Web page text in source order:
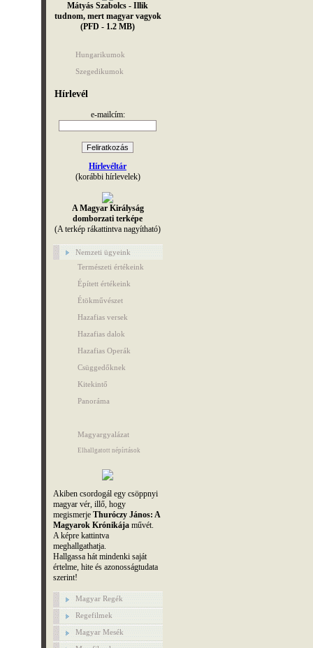
Mátyás Szabolcs - Illik
tudnom, mert magyar vagyok
(PFD - 1.2 MB)
Hungarikumok
Szegedikumok
Hírlevél
e-mailcím:
Hírlevéltár
(korábbi hírlevelek)
A Magyar Királyság
domborzati terképe
(A terkép rákattintva nagyítható)
Nemzeti ügyeink
Természeti értékeink
Épített értékeink
Étökművészet
Hazafias versek
Hazafias dalok
Hazafias Operák
Csüggedőknek
Kitekintő
Panoráma
Magyargyalázat
Elhallgatott népírtások
Akiben csordogál egy csöppnyi
magyar vér, illő, hogy
megismerje Thuróczy János: A
Magyarok Krónikájaművét.
A képre kattintva
meghallgathatja.
Hallgassa hát mindenki saját
értelme, hite és azonosságtudata
szerint!
Magyar Regék
Regefilmek
Magyar Mesék